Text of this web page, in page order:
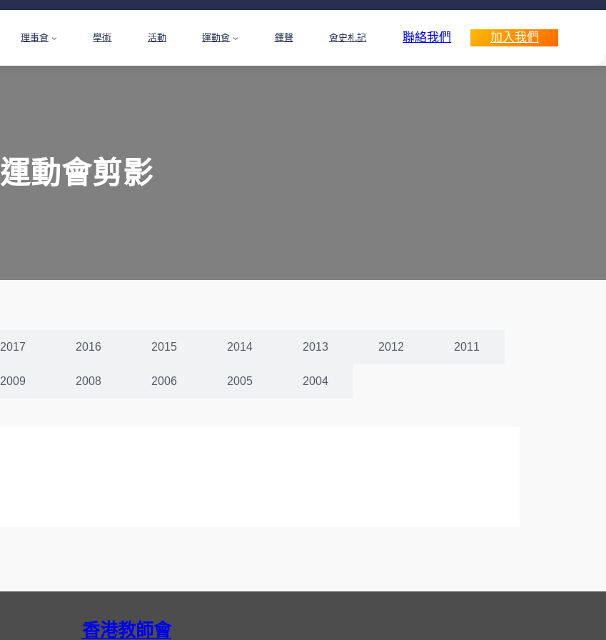
理事會 學術 活動 運動會 鐸聲 會史札記 聯絡我們 加入我們
運動會剪影
2017 2016 2015 2014 2013 2012 2011
2009 2008 2006 2005 2004
香港教師會